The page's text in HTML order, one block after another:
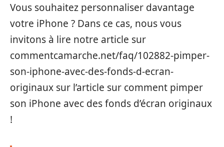
Vous souhaitez personnaliser davantage
votre iPhone ? Dans ce cas, nous vous
invitons à lire notre article sur
commentcamarche.net/faq/102882-pimper-
son-iphone-avec-des-fonds-d-ecran-
originaux sur l’article sur comment pimper
son iPhone avec des fonds d’écran originaux
!